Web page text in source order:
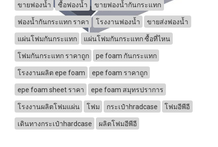
ขายฟองน้ำ ซื้อฟองน้ำ ขายฟองน้ำกันกระแทก
ฟองน้ำกันกระแทก ราคา โรงงานฟองน้ำ ขายส่งฟองน้ำ
แผ่นโฟมกันกระแทก แผ่นโฟมกันกระแทก ซื้อที่ไหน
โฟมกันกระแทก ราคาถูก pe foam กันกระแทก
โรงงานผลิต epe foam epe foam ราคาถูก
epe foam sheet ราคา epe foam สมุทรปราการ
โรงงานผลิตโฟมแผ่น โฟม กระเป๋าhradcase โฟมอีพีอี
เดินทางกระเป๋าhardcase ผลิตโฟมอีพีอี